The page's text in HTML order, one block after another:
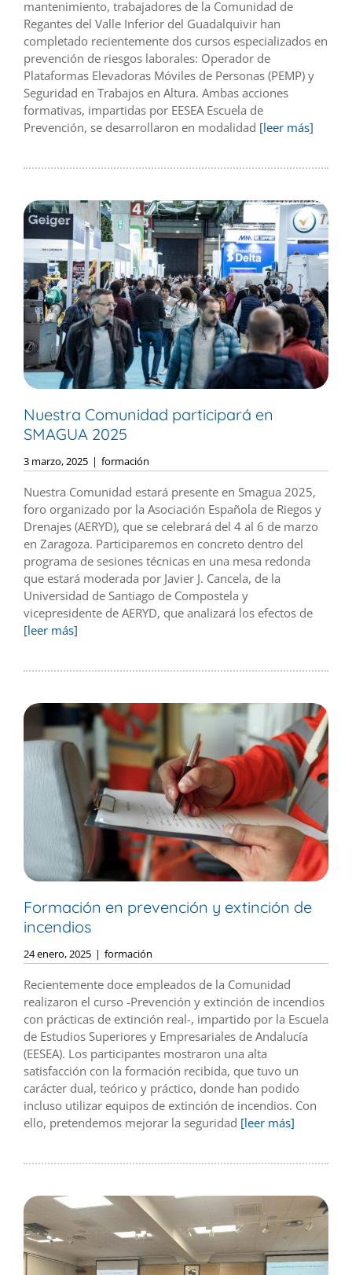
mantenimiento, trabajadores de la Comunidad de
Regantes del Valle Inferior del Guadalquivir han
completado recientemente dos cursos especializados en
prevención de riesgos laborales: Operador de
Plataformas Elevadoras Móviles de Personas (PEMP) y
Seguridad en Trabajos en Altura. Ambas acciones
formativas, impartidas por EESEA Escuela de
Prevención, se desarrollaron en modalidad [leer más]
Nuestra Comunidad participará en
SMAGUA 2025
3 marzo, 2025 | formación
Nuestra Comunidad estará presente en Smagua 2025,
foro organizado por la Asociación Española de Riegos y
Drenajes (AERYD), que se celebrará del 4 al 6 de marzo
en Zaragoza. Participaremos en concreto dentro del
programa de sesiones técnicas en una mesa redonda
que estará moderada por Javier J. Cancela, de la
Universidad de Santiago de Compostela y
vicepresidente de AERYD, que analizará los efectos de
[leer más]
Formación en prevención y extinción de
incendios
24 enero, 2025 | formación
Recientemente doce empleados de la Comunidad
realizaron el curso -Prevención y extinción de incendios
con prácticas de extinción real-, impartido por la Escuela
de Estudios Superiores y Empresariales de Andalucía
(EESEA). Los participantes mostraron una alta
satisfacción con la formación recibida, que tuvo un
carácter dual, teórico y práctico, donde han podido
incluso utilizar equipos de extinción de incendios. Con
ello, pretendemos mejorar la seguridad [leer más]